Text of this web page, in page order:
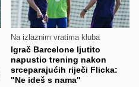
Na izlaznim vratima kluba
Igrač Barcelone ljutito
napustio trening nakon
srceparajućih riječi Flicka:
"Ne ideš s nama"